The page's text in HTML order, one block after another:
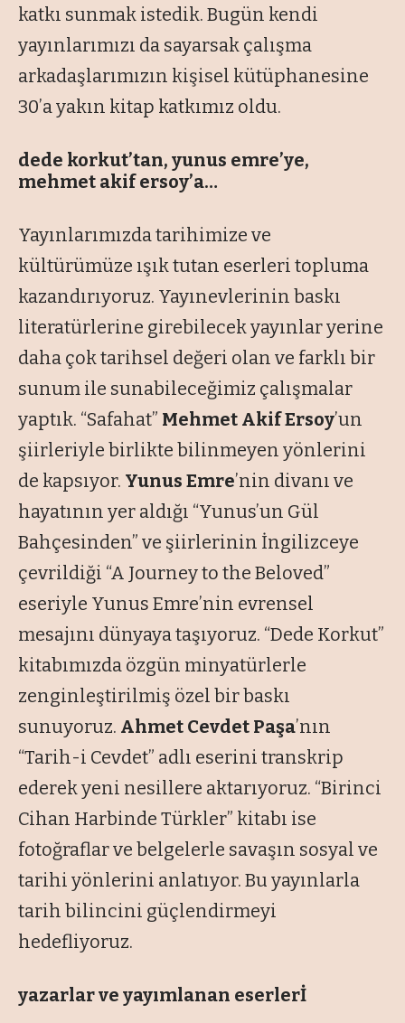
katkı sunmak istedik. Bugün kendi
yayınlarımızı da sayarsak çalışma
arkadaşlarımızın kişisel kütüphanesine
30’a yakın kitap katkımız oldu.
dede korkut’tan, yunus emre’ye,
mehmet akif ersoy’a…
Yayınlarımızda tarihimize ve
kültürümüze ışık tutan eserleri topluma
kazandırıyoruz. Yayınevlerinin baskı
literatürlerine girebilecek yayınlar yerine
daha çok tarihsel değeri olan ve farklı bir
sunum ile sunabileceğimiz çalışmalar
yaptık. “Safahat” Mehmet Akif Ersoy’un
şiirleriyle birlikte bilinmeyen yönlerini
de kapsıyor. Yunus Emre’nin divanı ve
hayatının yer aldığı “Yunus’un Gül
Bahçesinden” ve şiirlerinin İngilizceye
çevrildiği “A Journey to the Beloved”
eseriyle Yunus Emre’nin evrensel
mesajını dünyaya taşıyoruz. “Dede Korkut”
kitabımızda özgün minyatürlerle
zenginleştirilmiş özel bir baskı
sunuyoruz. Ahmet Cevdet Paşa’nın
“Tarih-i Cevdet” adlı eserini transkrip
ederek yeni nesillere aktarıyoruz. “Birinci
Cihan Harbinde Türkler” kitabı ise
fotoğraflar ve belgelerle savaşın sosyal ve
tarihi yönlerini anlatıyor. Bu yayınlarla
tarih bilincini güçlendirmeyi
hedefliyoruz.
yazarlar ve yayımlanan eserlerİ